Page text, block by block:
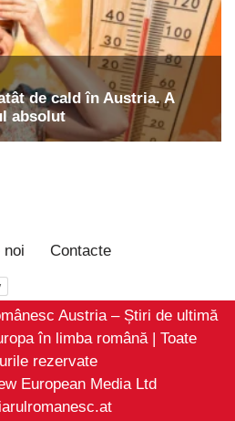
noi Contacte
Austria – Știri de ultimă
în limba română | Toate
rezervate
European Media Ltd